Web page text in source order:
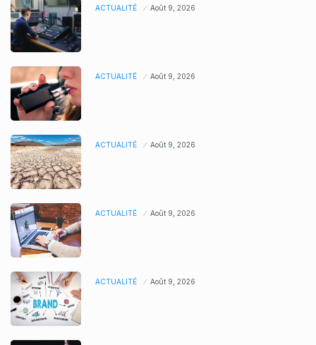
ACTUALITÉ Août 9, 2026
ACTUALITÉ Août 9, 2026
ACTUALITÉ Août 9, 2026
ACTUALITÉ Août 9, 2026
ACTUALITÉ Août 9, 2026